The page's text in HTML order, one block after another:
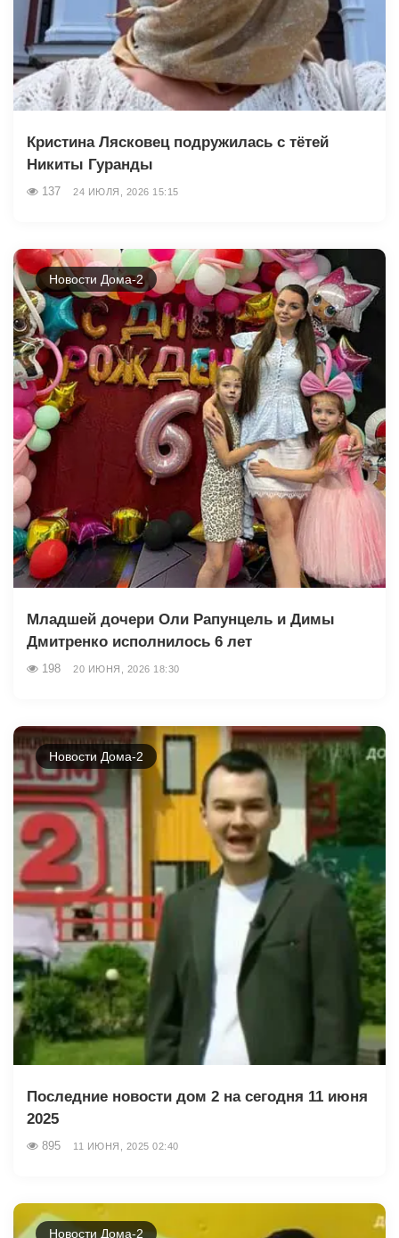
Кристина Лясковец подружилась с тётей
Никиты Гуранды
137 24 ИЮЛЯ, 2026 15:15
Новости Дома-2
Младшей дочери Оли Рапунцель и Димы
Дмитренко исполнилось 6 лет
198 20 ИЮНЯ, 2026 18:30
Новости Дома-2
Последние новости дом 2 на сегодня 11 июня
2025
895 11 ИЮНЯ, 2025 02:40
Новости Дома-2